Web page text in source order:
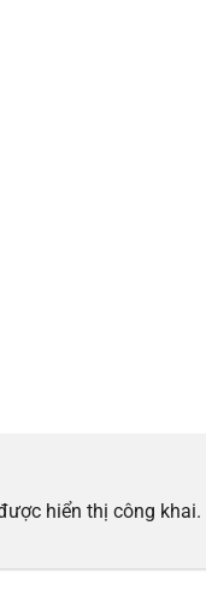
hiển thị công khai.